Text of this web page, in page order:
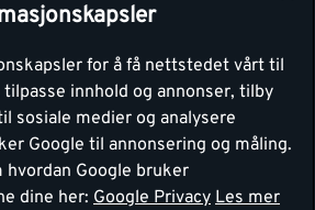
for å få nettstedet vårt til
innhold og annonser, tilby
sosiale medier og analysere
Google til annonsering og måling.
hvordan Google bruker
dine her: Google Privacy Les mer